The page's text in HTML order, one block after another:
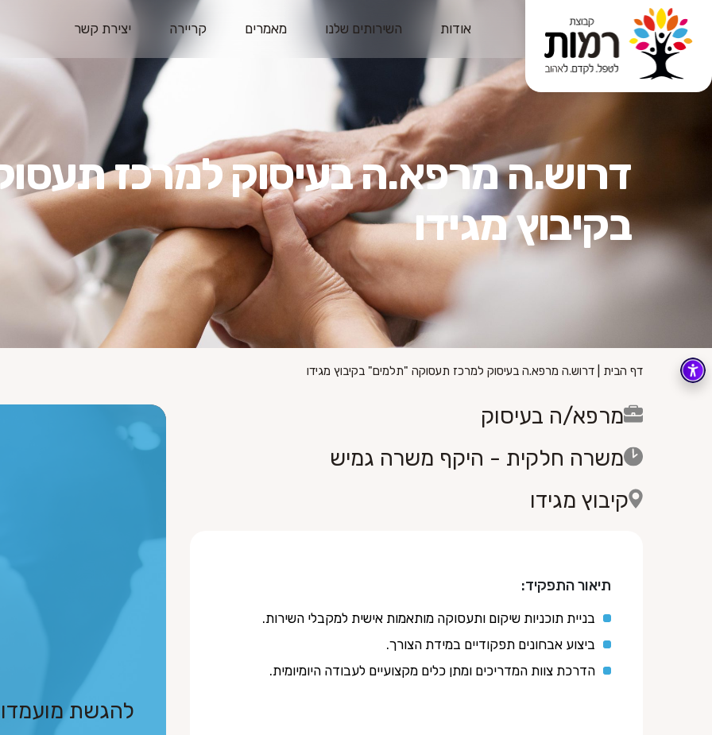
אודות השירותים שלנו מאמרים קריירה יצירת קשר
דרוש.ה מרפא.ה בעיסוק למרכז
בקיבוץ מגידו
דף הבית דרוש.ה מרפא.ה בעיסוק למרכז תעסוקה "תלמים" בקיבוץ מגידו
מרפא/ה בעיסוק
משרה חלקית - היקף משרה גמיש
קיבוץ מגידו
תיאור התפקיד:
בניית תוכניות שיקום ותעסוקה מותאמות אישית למקבלי השירות.
ביצוע אבחונים תפקודיים במידת הצורך.
הדרכת צוות המדריכים ומתן כלים מקצועיים לעבודה היומיומית.
להגשת